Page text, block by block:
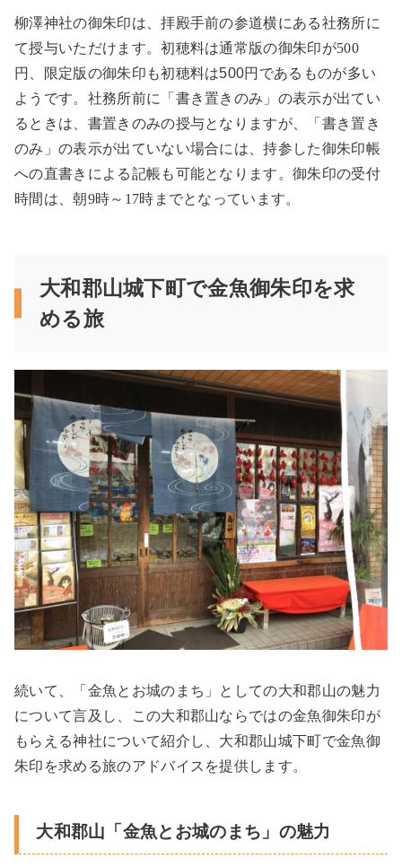
柳澤神社の御朱印は、拝殿手前の参道横にある社務所に
て授与いただけます。初穂料は通常版の御朱印が500
円、限定版の御朱印も初穂料は500円であるものが多い
ようです。社務所前に「書き置きのみ」の表示が出てい
るときは、書置きのみの授与となりますが、「書き置き
のみ」の表示が出ていない場合には、持参した御朱印帳
への直書きによる記帳も可能となります。御朱印の受付
時間は、朝9時～ 17時までとなっています。
大和郡山城下町で金魚御朱印を求
める旅
続いて、「金魚とお城のまち」としての大和郡山の魅力
について言及し、この大和郡山ならではの金魚御朱印が
もらえる神社について紹介し、大和郡山城下町で金魚御
朱印を求める旅のアドバイスを提供します。
大和郡山「金魚とお城のまち」の魅力